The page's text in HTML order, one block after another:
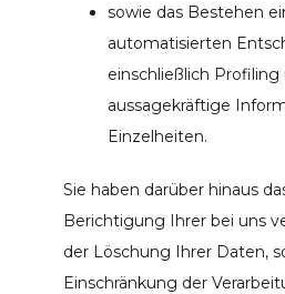
sowie das Bestehen
automatisierten
einschließlich Profiling
aussagekräftige
Einzelheiten.
Sie haben darüber hinaus
Berichtigung Ihrer bei uns
der Löschung Ihrer Daten,
Einschränkung der